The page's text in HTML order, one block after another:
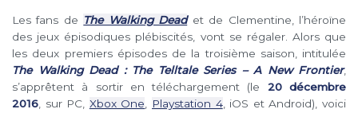
Les fans de The Walking Deadet de Clementine, l’héroïne
des jeux épisodiques plébiscités, vont se régaler. Alors que
les deux premiers épisodes de la troisième saison, intitulée
The Walking Dead : The Telltale Series – A New Frontier,
s’apprêtent à sortir en téléchargement (le 20 décembre
2016, sur PC, Xbox One, Playstation 4, iOS et Android), voici